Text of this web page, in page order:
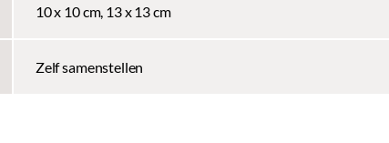
10 x 10 cm, 13 x 13 cm
Zelf samenstellen